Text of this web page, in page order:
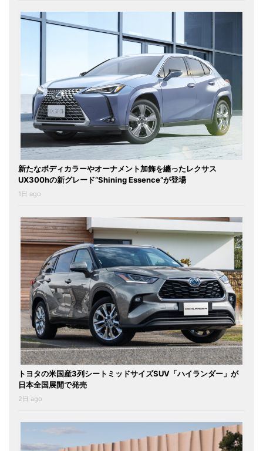
新たなボディカラーやオーナメント加飾を纏ったレクサス
UX300hの新グレード“Shining Essence”が登場
1日 ago
トヨタの米国産3列シートミッドサイズSUV「ハイランダー」が
日本全国展開で発売
2日 ago